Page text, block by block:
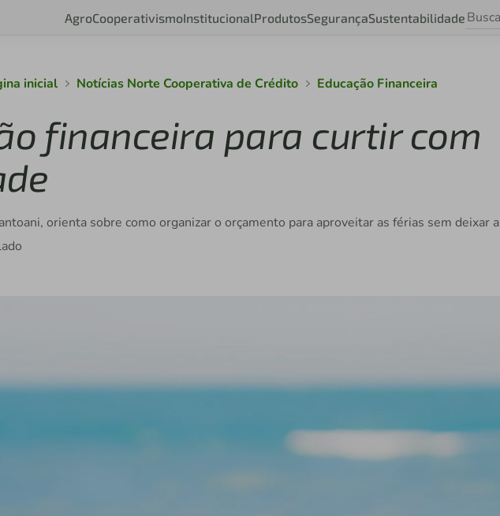
AgroCooperativismoInstitucionalProdutosSegurançaSustentabilidade
inicial Notícias Norte Cooperativa de Crédito Educação Financeira
financeira para curtir com
orienta sobre como organizar o orçamento para aproveitar as férias sem deixar a